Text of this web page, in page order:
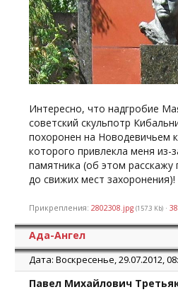
Счастливо оставаться.
Владимир Маяковский.
12/IV-30 г.
Товарищи Вапповцы, не
малодушным.
Привет.
Ермилову скажите, что жаль –
доругаться.
В. М.
В столе у меня 2000 рублей –
В. М.»
Интересно, что надгробие
советский скульпотр
похоронен на Новодевичьем
которого привлекла меня из-
памятника (об этом расскажу
до свижих мест захоронения)!
Прикрепления: 2802308.jpg (157.3 Kb) ·
Ада-Ангел
Дата: Воскресенье, 29.07.2012,
Павел Михайлович